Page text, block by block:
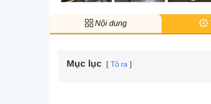
Nội dung
Mục lục Tỏ ra